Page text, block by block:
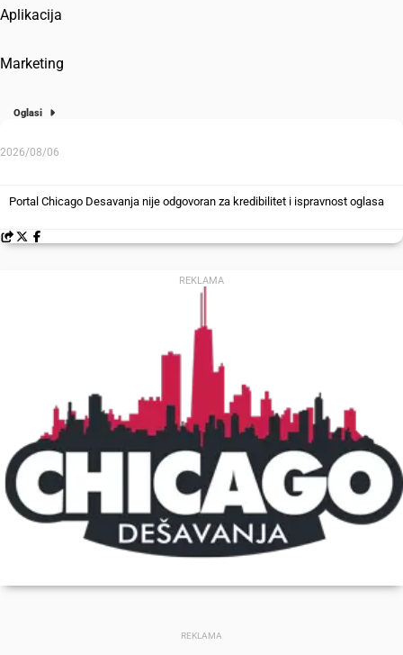
Aplikacija
Marketing
Oglasi
Portal Chicago Desavanja nije odgovoran za kredibilitet i ispravnost oglasa
2026/08/06
REKLAMA
REKLAMA